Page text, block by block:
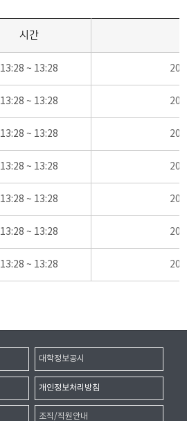
시간
13:28 ~ 13:28
13:28 ~ 13:28
13:28 ~ 13:28
13:28 ~ 13:28
13:28 ~ 13:28
13:28 ~ 13:28
13:28 ~ 13:28
대학정보공시
개인정보처리방침
조직/직원안내